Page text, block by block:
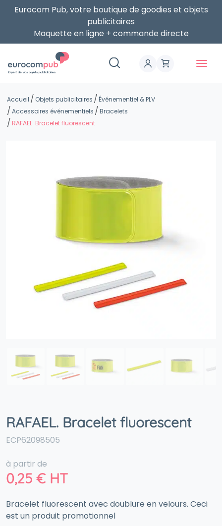
Eurocom Pub, votre boutique de goodies et objets
publicitaires
Maquette en ligne + commande directe
Expert de vos objets publicitaires
Accueil Objets publicitaires
Événementiel & PLV
Accessoires événementiels
Bracelets
RAFAEL. Bracelet fluorescent
RAFAEL. Bracelet fluorescent
ECP62098505
à partir de
0,25 € HT
Bracelet fluorescent avec doublure en velours. Ceci
est un produit promotionnel